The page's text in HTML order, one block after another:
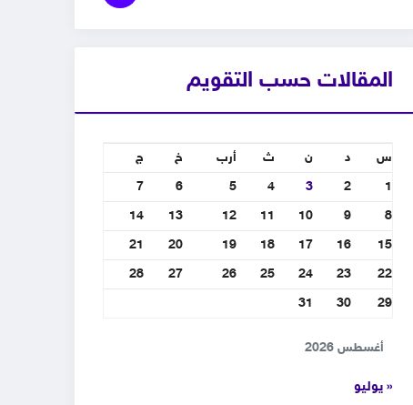
المقالات حسب التقويم
أغسطس 2026
س د ن ث أرب خ
ج
1
2
3
4
5
6
7
8
9
10
11
12
13
14
15
16
17
18
19
20
21
22
23
24
25
26
27
28
29
30
31
« يوليو